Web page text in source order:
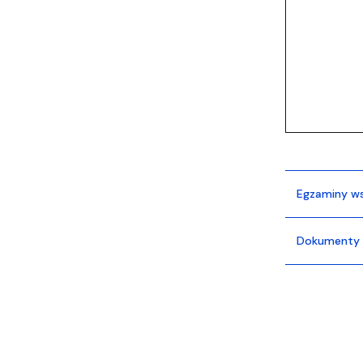
Egzaminy
Dokumenty